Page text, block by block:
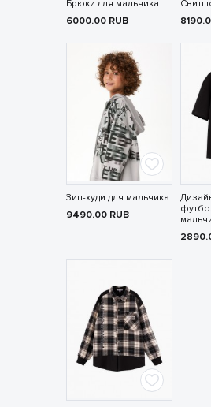
Брюки для мальчика
6000.00 RUB
Зип-худи для мальчика
9490.00 RUB